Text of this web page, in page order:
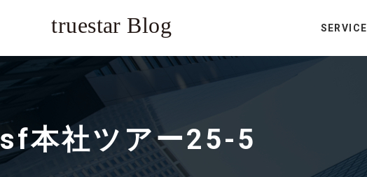
SERVICE
sf本社ツアー25-5